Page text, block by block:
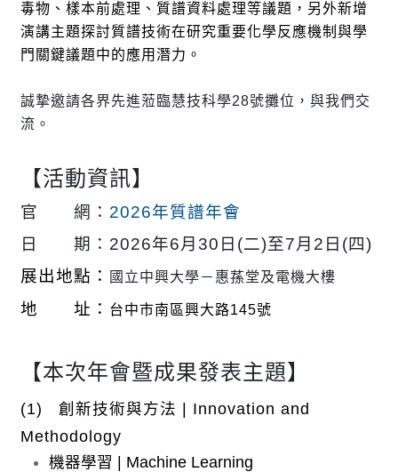
毒物、樣本前處理、質譜資料處理等議題，另外新增
演講主題探討質譜技術在研究重要化學反應機制與學
門關鍵議題中的應用潛力。
誠摯邀請各界先進蒞臨慧技科學28號攤位，與我們交
流。
【活動資訊】
官 網： 2026年質譜年會
日 期：2026年6月30日(二)至7月2日(四)
展出地點：
國立中興大學－惠蓀堂及電機大樓
地 址： 台中市南區興大路145號
【本次年會暨成果發表主題】
(1) 創新技術與方法 | Innovation and
Methodology
機器學習 | Machine Learning